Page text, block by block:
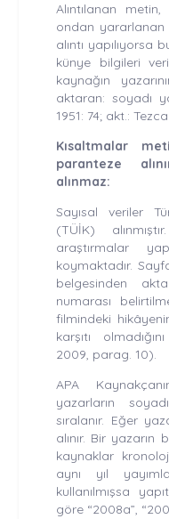
Alıntılanan
ondan yararlanan
alıntı yapılıyorsa
künye bilgileri
kaynağın
aktaran: soyadı
1951: 74; akt.:
Kısaltmalar
paranteze
alınmaz:
Sayısal veriler
(TÜİK)
araştırmalar
koymaktadır.
belgesinden
numarası
filmindeki
karşıtı
2009, parag. 10).
APA
yazarların
sıralanır. Eğer
alınır. Bir yazarın
kaynaklar
aynı yıl
kullanılmışsa
göre “2008a”,